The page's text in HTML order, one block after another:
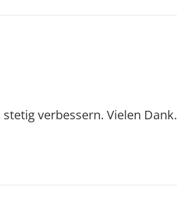
verbessern. Vielen Dank.